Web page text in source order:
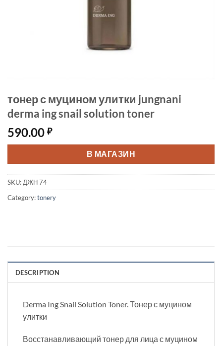
тонер с муцином улитки jungnani
derma ing snail solution toner
590.00 ₽
В МАГАЗИН
SKU: ДЖН 74
Category:tonery
DESCRIPTION
Derma Ing Snail Solution Toner. Тонер с муцином
улитки
Восстанавливающий тонер для лица с муцином